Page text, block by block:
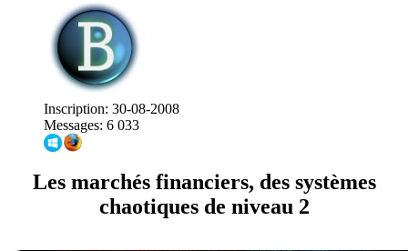
Inscription: 30-08-2008
Messages: 6 033
Les marchés financiers, des systèmes
chaotiques de niveau 2